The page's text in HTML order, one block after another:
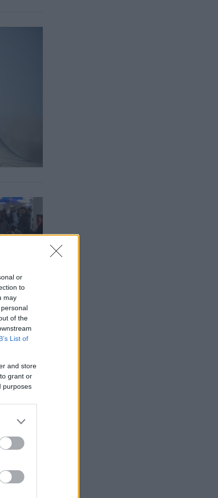
or
to
may
of the
List of
and store
grant or
purposes